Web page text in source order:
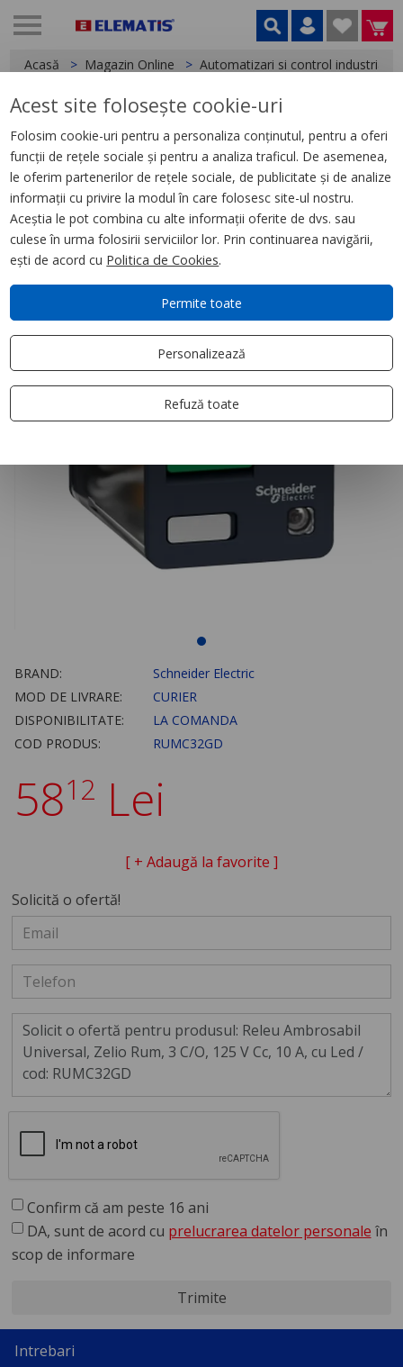
Acasă Magazin Online Automatizari si control industrial
< Relee
Releu Ambrosabil Universal,
Zelio Rum, 3 C/O, 125 V Cc, 10
A, cu Led
BRAND:
Schneider Electric
MOD DE LIVRARE:
CURIER
DISPONIBILITATE:
LA COMANDA
COD PRODUS:
RUMC32GD
5812 Lei
[ + Adaugă la favorite ]
Solicită o ofertă!
Confirm că am peste 16 ani
DA, sunt de acord cu prelucrarea datelor personale în
scop de informare
Trimite
Intrebari
Acest site folosește cookie-uri
Folosim cookie-uri pentru a personaliza conținutul, pentru a oferi
funcții de rețele sociale și pentru a analiza traficul. De asemenea,
le oferim partenerilor de rețele sociale, de publicitate și de analize
informații cu privire la modul în care folosesc site-ul nostru.
Aceștia le pot combina cu alte informații oferite de dvs. sau
culese în urma folosirii serviciilor lor. Prin continuarea navigării,
ești de acord cu Politica de Cookies.
Permite toate
Personalizează
Refuză toate